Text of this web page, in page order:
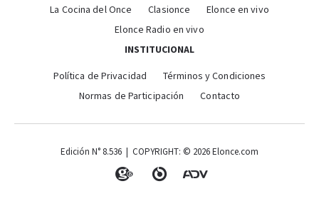
La Cocina del Once
Clasionce
Elonce en vivo
Elonce Radio en vivo
INSTITUCIONAL
Política de Privacidad
Términos y Condiciones
Normas de Participación
Contacto
Edición N° 8.536 | COPYRIGHT: © 2026 Elonce.com